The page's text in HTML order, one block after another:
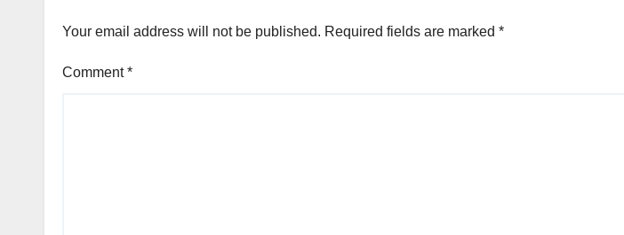
Your email address will not be published. Required fields are marked *
Comment*